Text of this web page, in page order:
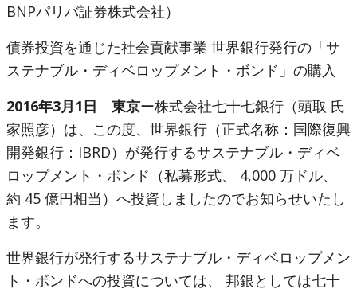
BNPパリバ証券株式会社）
債券投資を通じた社会貢献事業 世界銀行発行の「サ
ステナブル・ディベロップメント・ボンド」の購入
2016年3月1日 東京ー株式会社七十七銀行（頭取 氏
家照彦）は、この度、世界銀行（正式名称：国際復興
開発銀行：IBRD）が発行するサステナブル・ディベ
ロップメント・ボンド（私募形式、 4,000 万ドル、
約 45 億円相当）へ投資しましたのでお知らせいたし
ます。
世界銀行が発行するサステナブル・ディベロップメン
ト・ボンドへの投資については、 邦銀としては七十